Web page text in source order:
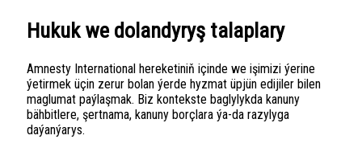
Hukuk we dolandyryş talaplary
Amnesty International hereketiniň içinde we işimizi ýerine
ýetirmek üçin zerur bolan ýerde hyzmat üpjün edijiler bilen
maglumat paýlaşmak. Biz kontekste baglylykda kanuny
bähbitlere, şertnama, kanuny borçlara ýa-da razylyga
daýanýarys.